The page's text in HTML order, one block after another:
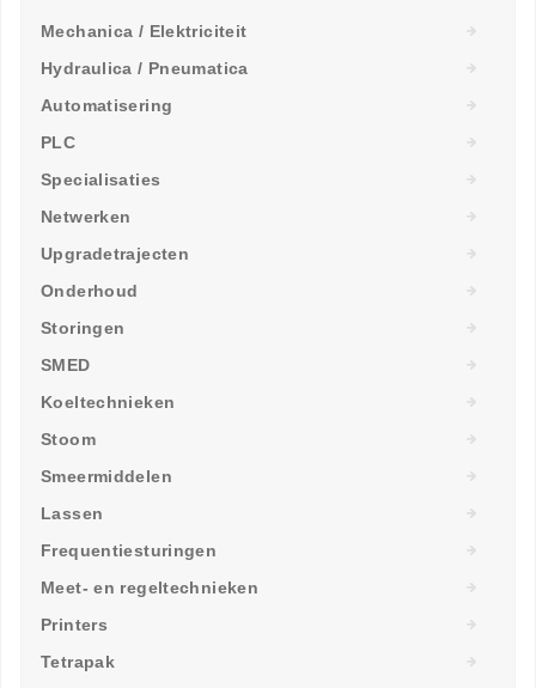
Mechanica / Elektriciteit
Hydraulica / Pneumatica
Automatisering
PLC
Specialisaties
Netwerken
Upgradetrajecten
Onderhoud
Storingen
SMED
Koeltechnieken
Stoom
Smeermiddelen
Lassen
Frequentiesturingen
Meet- en regeltechnieken
Printers
Tetrapak